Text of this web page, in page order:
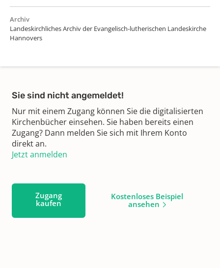
Archiv
Landeskirchliches Archiv der Evangelisch-lutherischen Landeskirche
Hannovers
Sie sind nicht angemeldet!
Nur mit einem Zugang können Sie die digitalisierten
Kirchenbücher einsehen. Sie haben bereits einen
Zugang? Dann melden Sie sich mit Ihrem Konto
direkt an.
Jetzt anmelden
Zugang
kaufen
Kostenloses Beispiel
ansehen